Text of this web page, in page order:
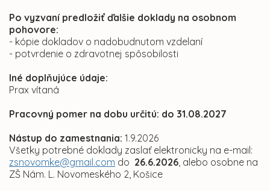
Po vyzvaní predložiť ďalšie doklady na osobnom
pohovore:
- kópie dokladov o nadobudnutom vzdelaní
- potvrdenie o zdravotnej spôsobilosti
Iné doplňujúce údaje:
Prax vítaná
Pracovný pomer na dobu určitú: do 31.08.2027
Nástup do zamestnania: 1.9.2026
Všetky potrebné doklady zaslať elektronicky na e-mail:
zsnovomke@gmail.com do 26.6.2026 , alebo osobne na
ZŠ Nám. L. Novomeského 2, Košice